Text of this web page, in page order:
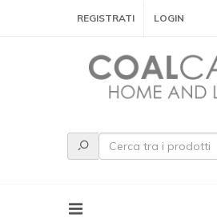
REGISTRATI LOGIN